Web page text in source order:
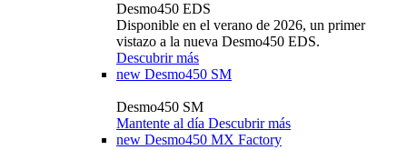
Desmo450 EDS
Disponible en el verano de 2026, un primer
vistazo a la nueva Desmo450 EDS.
Descubrir más
new Desmo450 SM
Desmo450 SM
Mantente al día Descubrir más
new Desmo450 MX Factory